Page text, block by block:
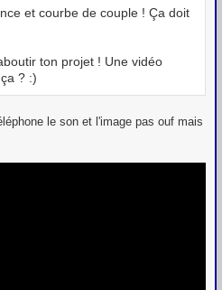
et courbe de couple ! Ça doit
ton projet ! Une vidéo
? :)
le son et l'image pas ouf mais